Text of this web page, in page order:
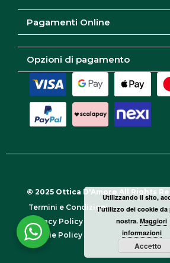
Pagamenti Online
Opzioni di pagamento
© 2025 Ottica D'Amore All Rights
Termini e Condizioni
Privacy Policy
Cookie Policy
Utilizzando il sito,
l'utilizzo dei cookie da
nostra. Maggiori
informazioni
Accetto